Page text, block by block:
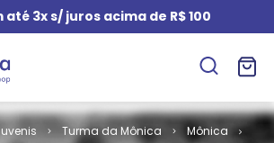
até 3x s/ juros acima de R$ 100
Turma da Mônica
Mônica